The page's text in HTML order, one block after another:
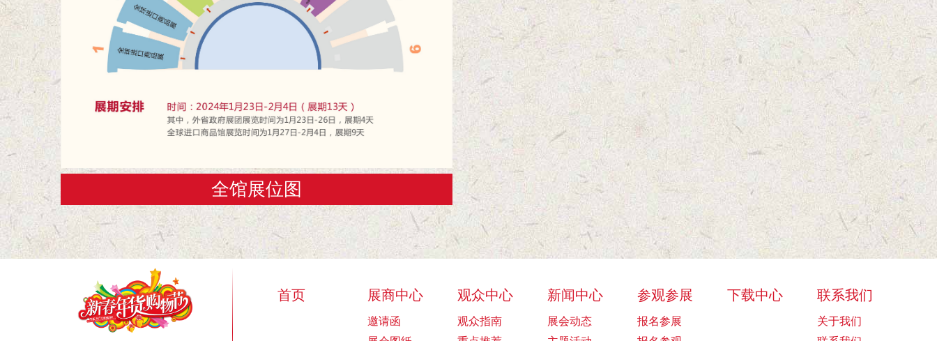
全馆展位图
首页 展商中心
邀请函
观众中心
观众指南
新闻中心
展会动态
参观参展
报名参展
下载中心 联系我们
关于我们